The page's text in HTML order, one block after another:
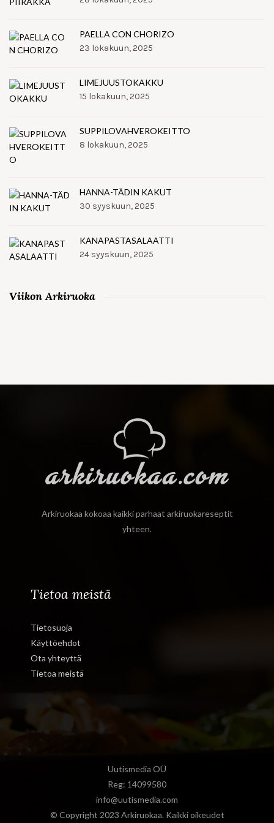
PAELLA CON CHORIZO
23 lokakuun, 2025
LIMEJUUSTOKAKKU
15 lokakuun, 2025
SUPPILOVAHVEROKEITTO
8 lokakuun, 2025
HANNA-TÄDIN KAKUT
30 syyskuun, 2025
KANAPASTASALAATTI
24 syyskuun, 2025
Viikon Arkiruoka
Arkiruokaa kokoaa kaikki parhaat arkiruokareseptit
yhteen.
Tietoa meistä
Tietosuoja
Käyttöehdot
Ota yhteyttä
Tietoa meistä
Uutismedia OÜ
Reg: 14099580
info@uutismedia.com
© Copyright 2023 Arkiruokaa. Kaikki oikeudet